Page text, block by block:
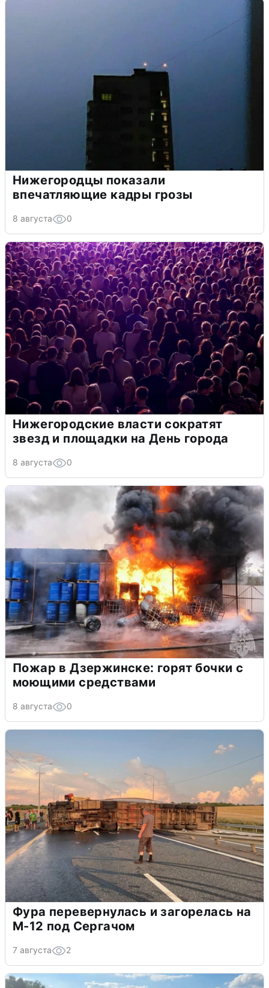
Нижегородцы показали
впечатляющие кадры грозы
8 августа 0
Нижегородские власти сократят
звезд и площадки на День города
8 августа 0
Пожар в Дзержинске: горят бочки с
моющими средствами
8 августа 0
Фура перевернулась и загорелась на
М-12 под Сергачом
7 августа 2